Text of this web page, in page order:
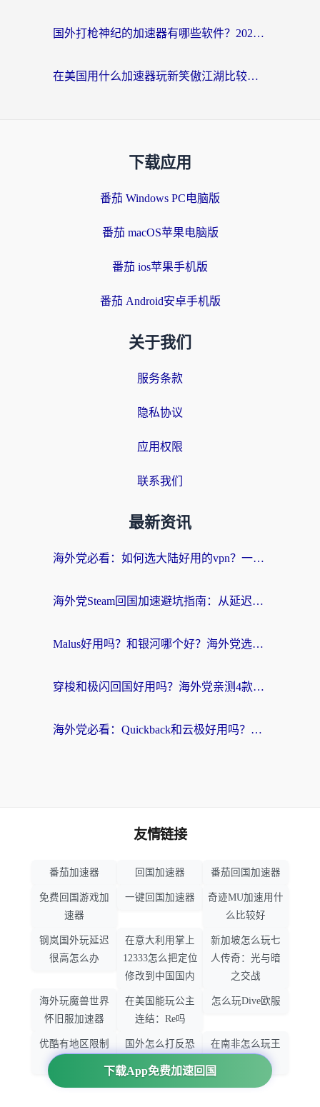
国外打枪神纪的加速器有哪些软件？2026海外玩家亲测实用指南
在美国用什么加速器玩新笑傲江湖比较好一点？海外玩家亲测的靠谱方案
下载应用
番茄 Windows PC电脑版
番茄 macOS苹果电脑版
番茄 ios苹果手机版
番茄 Android安卓手机版
关于我们
服务条款
隐私协议
应用权限
联系我们
最新资讯
海外党必看：如何选大陆好用的vpn？一篇解决你的回国访问难题
海外党Steam回国加速避坑指南：从延迟卡顿到无缝畅玩，我踩过的坑和最优解
Malus好用吗？和银河哪个好？海外党选回国加速器的避坑指南（附乌克兰玩国内游戏实测）
穿梭和极闪回国好用吗？海外党亲测4款加速器+1个隐藏宝藏
海外党必看：Quickback和云极好用吗？3招教你选对回国加速器（附PC端VPN实测对比）
下载App免费加速回国
友情链接
番茄加速器 回国加速器 番茄回国加速器
免费回国游戏加
速器
一键回国加速器
奇迹MU加速用什
么比较好
钢岚国外玩延迟
很高怎么办
在意大利用掌上
12333怎么把定位
修改到中国国内
新加坡怎么玩七
人传奇：光与暗
之交战
海外玩魔兽世界
怀旧服加速器
在美国能玩公主
连结：Re吗
怎么玩Dive欧服
优酷有地区限制
国外怎么打反恐
精英：全球攻势
在南非怎么玩王